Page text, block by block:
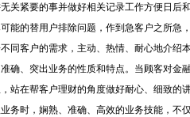
关紧要的事并做好相关记录工作方便日
能的替用户排除问题，作到急客户之所急
同客户的需求，主动、热情、耐心地介
确、突出业务的性质和特点。当顾客对
站在帮客户理财的角度做好耐心、细致
务时，娴熟、准确、高效的业务技能，